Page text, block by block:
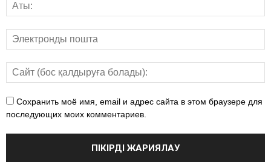
Сохранить моё имя, email и адрес сайта в этом браузере для
последующих моих комментариев.